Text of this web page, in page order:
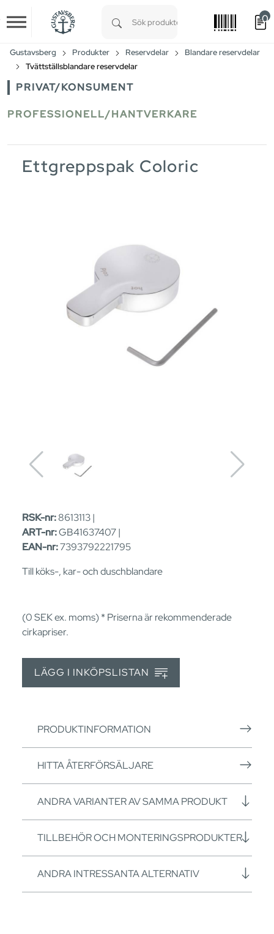
Skip to main content
0
Gustavsberg Produkter Reservdelar
Blandare reservdelar
Tvättställsblandare reservdelar
PRIVAT/KONSUMENT
PROFESSIONELL/HANTVERKARE
Ettgreppspak Coloric
RSK-nr:8613113 |
ART-nr:GB41637407 |
EAN-nr:7393792221795
Till köks-, kar- och duschblandare
(0SEKex. moms) * Priserna är rekommenderade
cirkapriser.
LÄGG I INKÖPSLISTAN
PRODUKTINFORMATION
HITTA ÅTERFÖRSÄLJARE
ANDRA VARIANTER AV SAMMA PRODUKT
TILLBEHÖR OCH MONTERINGSPRODUKTER
ANDRA INTRESSANTA ALTERNATIV